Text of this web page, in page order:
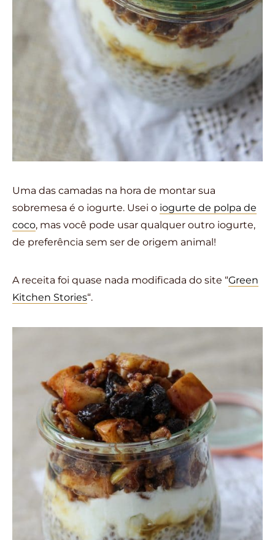
Uma das camadas na hora de montar sua
sobremesa é o iogurte. Usei o iogurte de polpa de
coco, mas você pode usar qualquer outro iogurte,
de preferência sem ser de origem animal!
A receita foi quase nada modificada do site “Green
Kitchen Stories“.